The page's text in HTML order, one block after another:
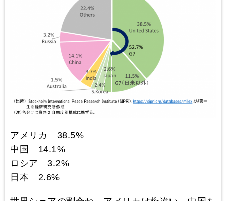
アメリカ 38.5%
中国 14.1%
ロシア 3.2%
日本 2.6%